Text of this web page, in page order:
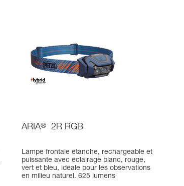
ARIA® 2R RGB
Lampe frontale étanche, rechargeable et
puissante avec éclairage blanc, rouge,
vert et bleu, idéale pour les observations
en milieu naturel. 625 lumens